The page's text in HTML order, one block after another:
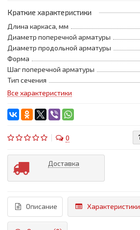
Краткие характеристики
Длина каркаса, мм
Диаметр поперечной арматуры
Диаметр продольной арматуры
Форма
Шаг поперечной арматуры
Тип сечения
Все характеристики
0
Доставка
Описание Характеристики